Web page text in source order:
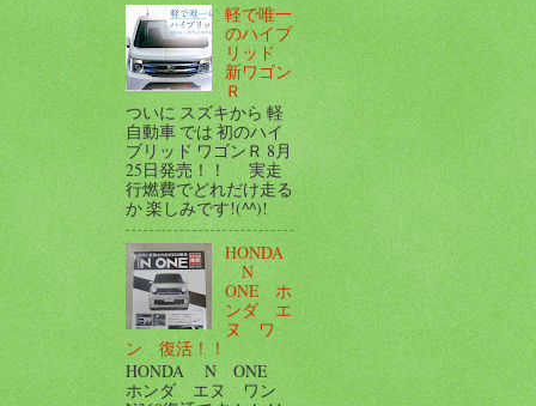
軽で唯一
のハイブ
リッド
新ワゴン
Ｒ
ついに スズキから 軽
自動車 では 初のハイ
ブリッド ワゴンＲ 8月
25日発売！！ 実走
行燃費でどれだけ走る
か 楽しみです!(^^)!
HONDA
N
ONE ホ
ンダ エ
ヌ ワ
ン 復活！！
HONDA N ONE
ホンダ エヌ ワン